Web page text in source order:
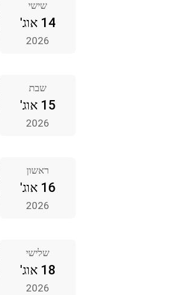
שישי
14 אוג'
2026
שבת
15 אוג'
2026
ראשון
16 אוג'
2026
שלישי
18 אוג'
2026